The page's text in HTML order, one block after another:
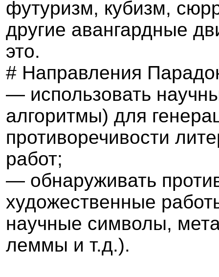
футуризм, кубизм,
другие авангардные
это.
# Направления
— использовать
алгоритмы) для
противоречивости
работ;
— обнаруживать
художественные
научные символы,
леммы и т.д.).